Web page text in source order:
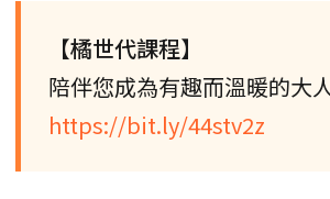
【橘世代課程】
陪伴您成為有趣而溫暖的大
https://bit.ly/44stv2z